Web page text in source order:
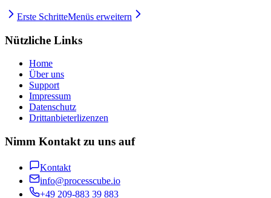
Erste SchritteMenüs erweitern
Nützliche Links
Home
Über uns
Support
Impressum
Datenschutz
Drittanbieterlizenzen
Nimm Kontakt zu uns auf
Kontakt
info@processcube.io
+49 209-883 39 883